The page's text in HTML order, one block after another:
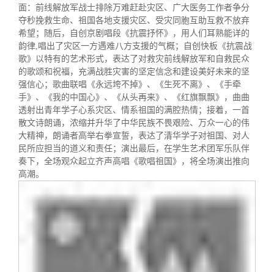
面：前线解放军战士排除万难赶赴灾区、广大医务工作者争分
夺秒挽救生命、祖国各地支援灾区、受灾同胞互助互救不放弃
希望；随后，自创京剧唱段《抗震抒怀》，用人们耳熟能详的
韵律 唱出了灾区一方遇难八方支援的气概；自创快板《抗震战
歌》以特有的艺术形式，表达了对救灾前线解放军和自救民众
的歌颂和祝福，充满战胜灾害的坚定信念和建设美好未来的坚
强信心；歌曲联唱《永远垮不掉》、《生死不离》、《手牵
手》、《我的中国心》、《从头再来》、《红旗飘飘》，曲曲
透射出青年学子心系灾区、情系祖国的满腔热情；接着，一首
散文诗朗诵，浓缩并升华了中华民族不畏艰险、万众一心的伟
大精神，朗诵者高举右拳宣誓，表达了清华学子对祖国、对人
民所应担当的道义和责任；演出最后，在学生艺术团军乐队伴
奏下，全场观众起立齐声高唱《歌唱祖国》，将全场演出推向
高潮。